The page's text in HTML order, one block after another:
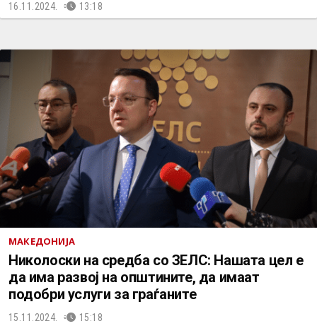
16.11.2024. 13:18
МАКЕДОНИЈА
Николоски на средба со ЗЕЛС: Нашата цел е
да има рaзвој на општините, да имаат
подобри услуги за граѓаните
15.11.2024. 15:18